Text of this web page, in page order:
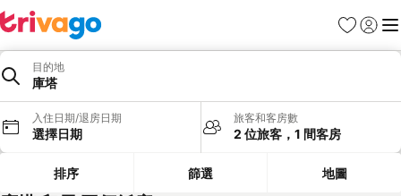
我的最愛
登入 選
目的地
庫塔
入住日期/退房日期
選擇日期
旅客和客房數
2 位旅客，1 間客房
排序 篩選 地圖